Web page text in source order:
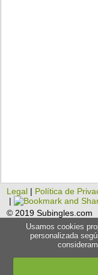
Legal | Política de
|
© 2019 Subingles.com
Usamos cookies
personalizada